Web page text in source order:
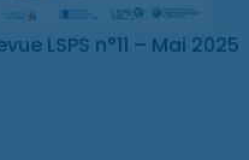
LSPS n°11 – Mai 2025